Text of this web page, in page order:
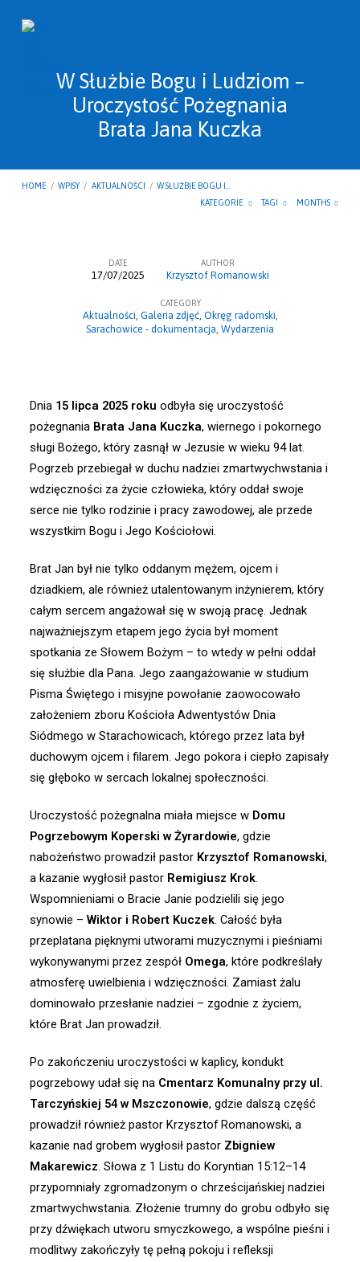
W Służbie Bogu i Ludziom –
Uroczystość Pożegnania
Brata Jana Kuczka
HOME / WPISY / AKTUALNOŚCI / W SŁUŻBIE BOGU I…
KATEGORIE
TAGI MONTHS
–
Uroczystość
Pożegnania
Brata
Jana
Kuczka
DATE
17/07/2025
AUTHOR
Krzysztof Romanowski
CATEGORY
Aktualności Galeria zdjęć, Okręg radomski
Sarachowice - dokumentacja Wydarzenia
Dnia 15 lipca 2025 roku odbyła się uroczystość
pożegnania Brata Jana Kuczka, wiernego i pokornego
sługi Bożego, który zasnął w Jezusie w wieku 94 lat.
Pogrzeb przebiegał w duchu nadziei zmartwychwstania i
wdzięczności za życie człowieka, który oddał swoje
serce nie tylko rodzinie i pracy zawodowej, ale przede
wszystkim Bogu i Jego Kościołowi.
Brat Jan był nie tylko oddanym mężem, ojcem i
dziadkiem, ale również utalentowanym inżynierem, który
całym sercem angażował się w swoją pracę. Jednak
najważniejszym etapem jego życia był moment
spotkania ze Słowem Bożym – to wtedy w pełni oddał
się służbie dla Pana. Jego zaangażowanie w studium
Pisma Świętego i misyjne powołanie zaowocowało
założeniem zboru Kościoła Adwentystów Dnia
Siódmego w Starachowicach, którego przez lata był
duchowym ojcem i filarem. Jego pokora i ciepło zapisały
się głęboko w sercach lokalnej społeczności.
Uroczystość pożegnalna miała miejsce w Domu
Pogrzebowym Koperski w Żyrardowie, gdzie
nabożeństwo prowadził pastor Krzysztof Romanowski,
a kazanie wygłosił pastor Remigiusz Krok.
Wspomnieniami o Bracie Janie podzielili się jego
synowie – Wiktor i Robert Kuczek. Całość była
przeplatana pięknymi utworami muzycznymi i pieśniami
wykonywanymi przez zespół Omega, które podkreślały
atmosferę uwielbienia i wdzięczności. Zamiast żalu
dominowało przesłanie nadziei – zgodnie z życiem,
które Brat Jan prowadził.
Po zakończeniu uroczystości w kaplicy, kondukt
pogrzebowy udał się na Cmentarz Komunalny przy ul.
Tarczyńskiej 54 w Mszczonowie, gdzie dalszą część
prowadził również pastor Krzysztof Romanowski, a
kazanie nad grobem wygłosił pastor Zbigniew
Makarewicz. Słowa z 1 Listu do Koryntian 15:12–14
przypomniały zgromadzonym o chrześcijańskiej nadziei
zmartwychwstania. Złożenie trumny do grobu odbyło się
przy dźwiękach utworu smyczkowego, a wspólne pieśni i
modlitwy zakończyły tę pełną pokoju i refleksji